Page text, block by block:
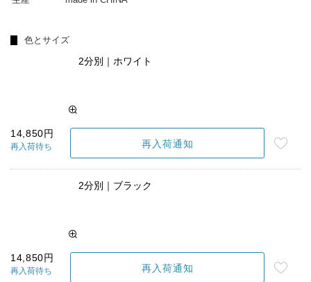
色とサイズ
2分別｜ホワイト
14,850円
再入荷待ち 再入荷通知
2分別｜ブラック
14,850円
再入荷待ち 再入荷通知